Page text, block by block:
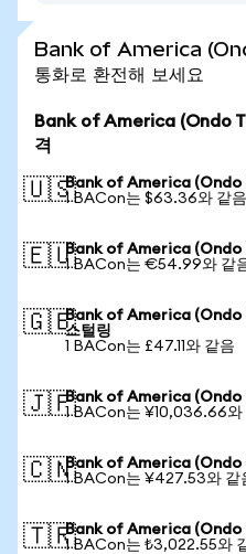
Bank of America
통화로 환전해 보세요
Bank of America (Ondo
격
🇺🇸Bank of America (Ondo
1 BACon는 $63.36와 같음
🇪🇺Bank of America (Ondo
1 BACon는 €54.99와 같
🇬🇧Bank of America (Ondo
스털링
1 BACon는 £47.11와 같음
🇯🇵Bank of America (Ondo
1 BACon는 ¥10,036.66와
🇨🇳Bank of America (Ondo
1 BACon는 ¥427.53와 같
🇹🇷Bank of America (Ondo
1 BACon는 ₺3,022.55와